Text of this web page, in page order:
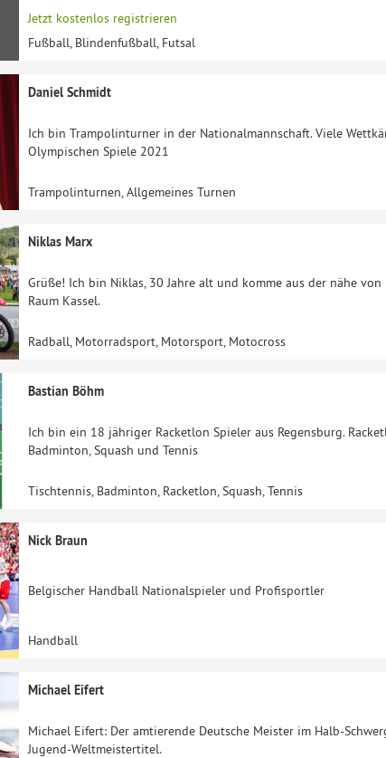
Jetzt kostenlos registrieren
Fußball, Blindenfußball, Futsal
Daniel Schmidt
Ich bin Trampolinturner in der Nationalmannschaft. Viele
Olympischen Spiele 2021
Trampolinturnen, Allgemeines Turnen
Niklas Marx
Grüße! Ich bin Niklas, 30 Jahre alt und komme aus der nähe
Raum Kassel.
Radball, Motorradsport, Motorsport, Motocross
Bastian Böhm
Ich bin ein 18 jähriger Racketlon Spieler aus Regensburg.
Badminton, Squash und Tennis
Tischtennis, Badminton, Racketlon, Squash, Tennis
Nick Braun
Belgischer Handball Nationalspieler und Profisportler
Handball
Michael Eifert
Michael Eifert: Der amtierende Deutsche Meister im Halb-
Jugend-Weltmeistertitel.